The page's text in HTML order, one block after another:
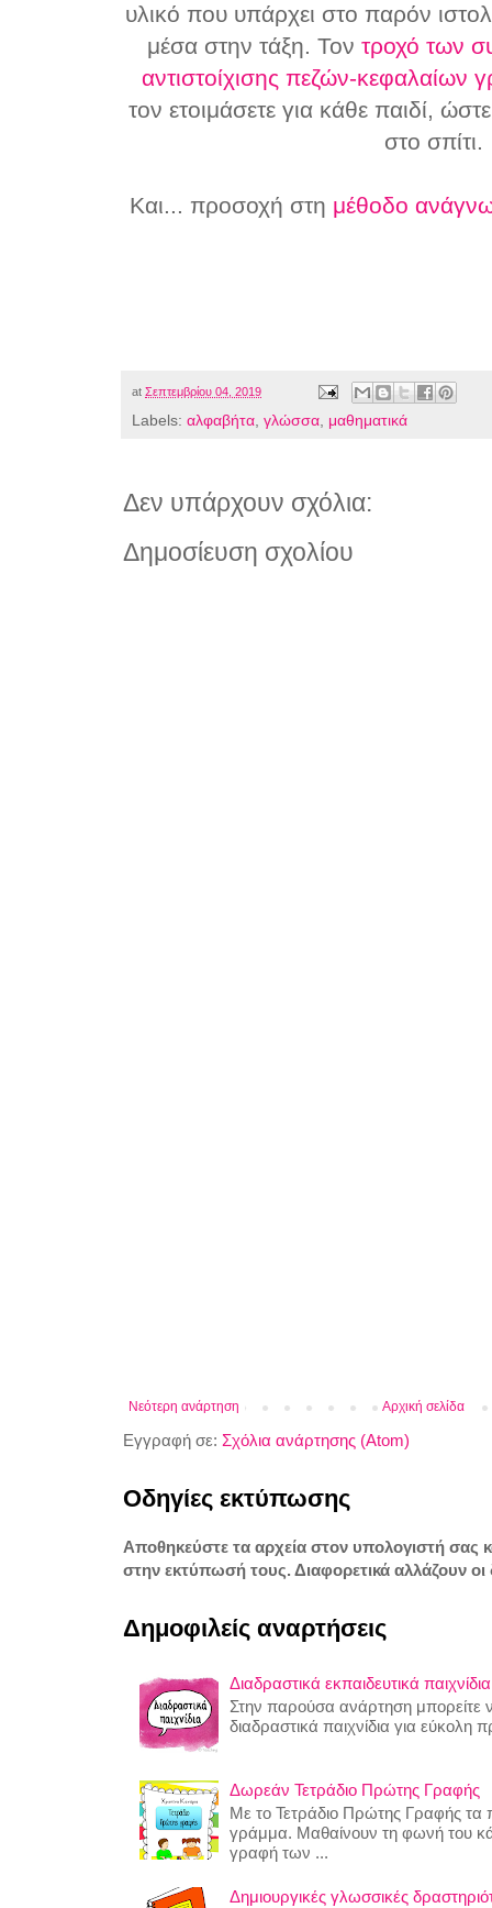
υλικό που υπάρχει στο παρόν
μέσα στην τάξη. Τον τροχό των
αντιστοίχισης πεζών-κεφαλαίων
τον ετοιμάσετε για κάθε παιδί,
στο σπίτι.
Και... προσοχή στη μέθοδο
at Σεπτεμβρίου 04, 2019
Labels: αλφαβήτα, γλώσσα, μαθηματικά
Δεν υπάρχουν σχόλια:
Δημοσίευση σχολίου
Νεότερη ανάρτηση Αρχική σελίδα
Εγγραφή σε: Σχόλια ανάρτησης (Atom)
Οδηγίες εκτύπωσης
Αποθηκεύστε τα αρχεία στον υπολογιστή σας
στην εκτύπωσή τους. Διαφορετικά αλλάζουν οι
Δημοφιλείς αναρτήσεις
Διαδραστικά εκπαιδευτικά παιχνίδια
Στην παρούσα ανάρτηση μπορείτε
διαδραστικά παιχνίδια για εύκολη
Δωρεάν Τετράδιο Πρώτης Γραφής
Με το Τετράδιο Πρώτης Γραφής τα
γράμμα. Μαθαίνουν τη φωνή του
γραφή των ...
Δημιουργικές γλωσσικές